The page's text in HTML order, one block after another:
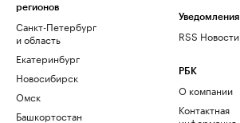
регионов
Санкт-Петербург
и область
Екатеринбург
Новосибирск
Омск
Башкортостан
Уведомления
RSS Новости
РБК
О компании
Контактная